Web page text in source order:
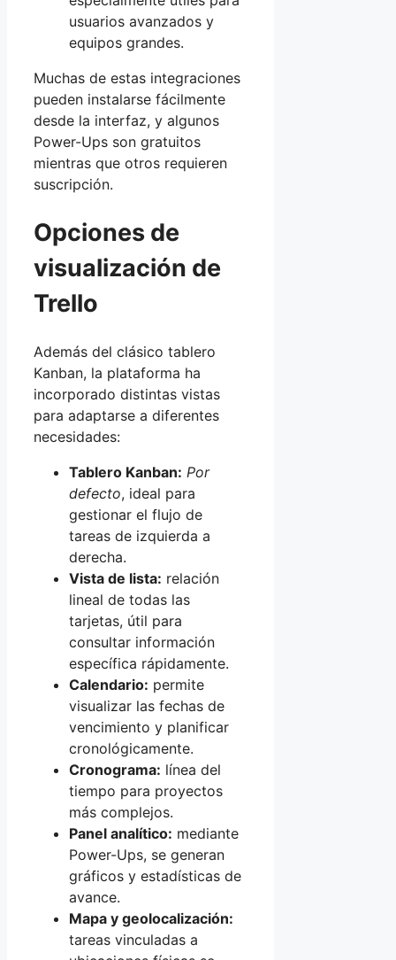
usuarios avanzados y
equipos grandes.
Muchas de estas integraciones
pueden instalarse fácilmente
desde la interfaz, y algunos
Power-Ups son gratuitos
mientras que otros requieren
suscripción.
Opciones de
visualización de
Trello
Además del clásico tablero
Kanban, la plataforma ha
incorporado distintas vistas
para adaptarse a diferentes
necesidades:
Tablero Kanban: Por
defecto, ideal para
gestionar el flujo de
tareas de izquierda a
derecha.
Vista de lista: relación
lineal de todas las
tarjetas, útil para
consultar información
específica rápidamente.
Calendario: permite
visualizar las fechas de
vencimiento y planificar
cronológicamente.
Cronograma: línea del
tiempo para proyectos
más complejos.
Panel analítico: mediante
Power-Ups, se generan
gráficos y estadísticas de
avance.
Mapa y geolocalización:
tareas vinculadas a